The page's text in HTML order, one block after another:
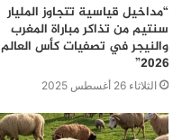
“مداخيل قياسية تتجاوز المليار
سنتيم من تذاكر مباراة المغرب
والنيجر في تصفيات كأس العالم
2026”
الثلاثاء 26 أغسطس 2025